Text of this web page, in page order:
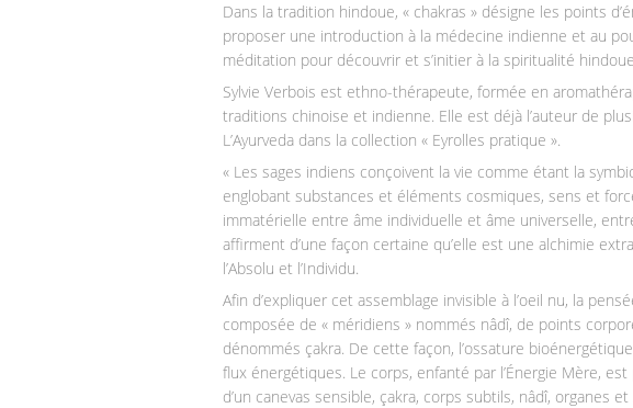
Dans la tradition hindoue, « chakras » désigne les points
proposer une introduction à la médecine indienne et au
méditation pour découvrir et s’initier à la spiritualité
Sylvie Verbois est ethno-thérapeute, formée en
traditions chinoise et indienne. Elle est déjà l’auteur de
L’Ayurveda dans la collection « Eyrolles pratique ».
« Les sages indiens conçoivent la vie comme étant la
englobant substances et éléments cosmiques, sens et
immatérielle entre âme individuelle et âme universelle,
affirment d’une façon certaine qu’elle est une alchimie
l’Absolu et l’Individu.
Afin d’expliquer cet assemblage invisible à l’oeil nu, la
composée de « méridiens » nommés nâdî, de points
dénommés çakra. De cette façon, l’ossature
flux énergétiques. Le corps, enfanté par l’Énergie Mère,
d’un canevas sensible, çakra, corps subtils, nâdî, organes